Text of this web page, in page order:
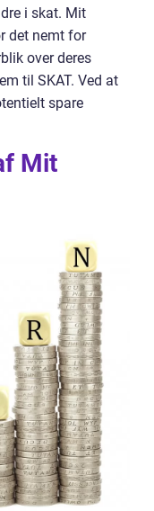
i skat. Mit
det nemt for
over deres
til SKAT. Ved at
spare
Mit